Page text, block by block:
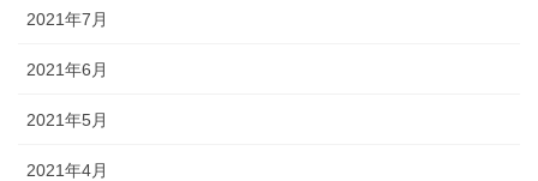
2021年7月
2021年6月
2021年5月
2021年4月